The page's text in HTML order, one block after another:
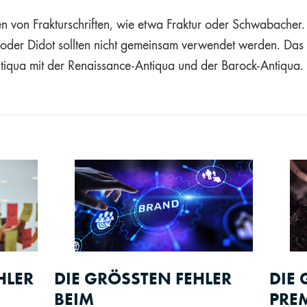
von Frakturschriften, wie etwa Fraktur oder
Didot sollten nicht gemeinsam verwendet werden.
mit der Renaissance-Antiqua und der Barock-Antiqua.
DIE GRÖSSTEN FEHLER B
EIM P
DIE